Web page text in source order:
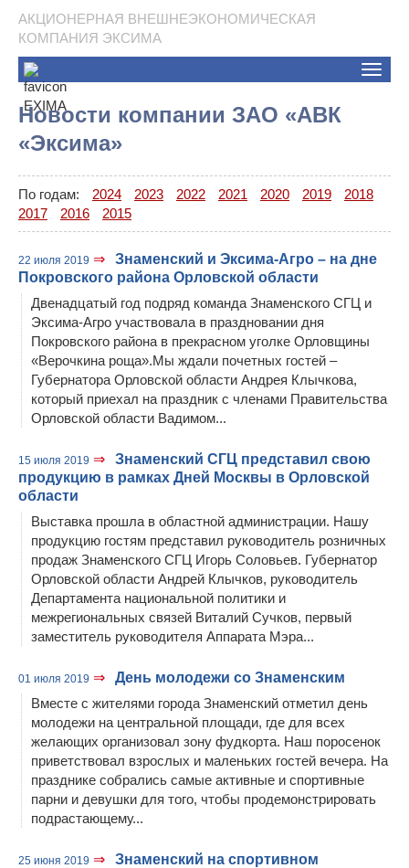
АКЦИОНЕРНАЯ ВНЕШНЕЭКОНОМИЧЕСКАЯ
КОМПАНИЯ ЭКСИМА
Toggle
Новости компании ЗАО «АВК
«Эксима»
По годам: 2024 2023 2022 2021 2020 2019
2018
2017
2016 2015
22 июля 2019 ⇒
Знаменский и Эксима-Агро – на дне
Покровского района Орловской области
Двенадцатый год подряд команда Знаменского СГЦ и
Эксима-Агро участвовала в праздновании дня
Покровского района в прекрасном уголке Орловщины
«Верочкина роща».Мы ждали почетных гостей –
Губернатора Орловской области Андрея Клычкова,
который приехал на праздник с членами Правительства
Орловской области Вадимом...
15 июля 2019 ⇒
Знаменский СГЦ представил свою
продукцию в рамках Дней Москвы в Орловской
области
Выставка прошла в областной администрации. Нашу
продукцию гостям представил руководитель розничных
продаж Знаменского СГЦ Игорь Соловьев. Губернатор
Орловской области Андрей Клычков, руководитель
Департамента национальной политики и
межрегиональных связей Виталий Сучков, первый
заместитель руководителя Аппарата Мэра...
01 июля 2019 ⇒
День молодежи со Знаменским
Вместе с жителями города Знаменский отметил день
молодежи на центральной площади, где для всех
желающих организовал зону фудкорта. Наш поросенок
приветствовал взрослых и маленьких гостей вечера. На
празднике собрались самые активные и спортивные
парни и девушки для того, чтобы продемонстрировать
подрастающему...
25 июня 2019 ⇒
Знаменский на спортивном